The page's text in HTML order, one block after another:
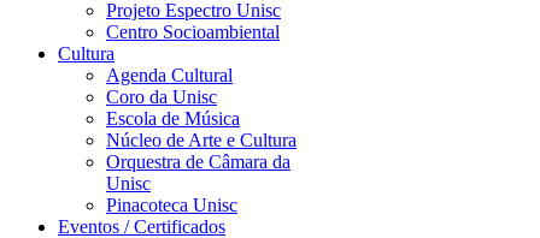
Projeto Espectro Unisc
Centro Socioambiental
Cultura
Agenda Cultural
Coro da Unisc
Escola de Música
Núcleo de Arte e Cultura
Orquestra de Câmara da
Unisc
Pinacoteca Unisc
Eventos / Certificados